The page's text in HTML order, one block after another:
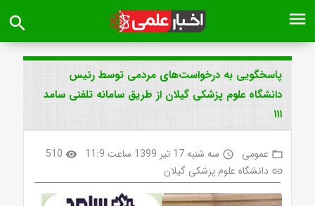
menu
search
پاسخگویی به درخواست‌های مردمی توسط رئیس
دانشگاه علوم پزشکی گیلان از طریق سامانه تلفنی سامد
۱۱۱
folder_open عمومی access_time سه شنبه 17 تیر 1399 ساعت 11:9 visibility
510
link دانشگاه علوم پزشکی گیلان